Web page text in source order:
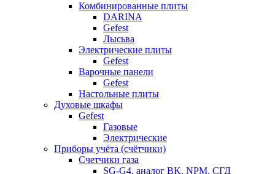
Комбинированные плиты
DARINA
Gefest
Лысьва
Электрические плиты
Gefest
Варочные панели
Gefest
Настольные плиты
Духовые шкафы
Gefest
Газовые
Электрические
Приборы учёта (счётчики)
Счетчики газа
SG-G4, аналог BK, NPM, СГД